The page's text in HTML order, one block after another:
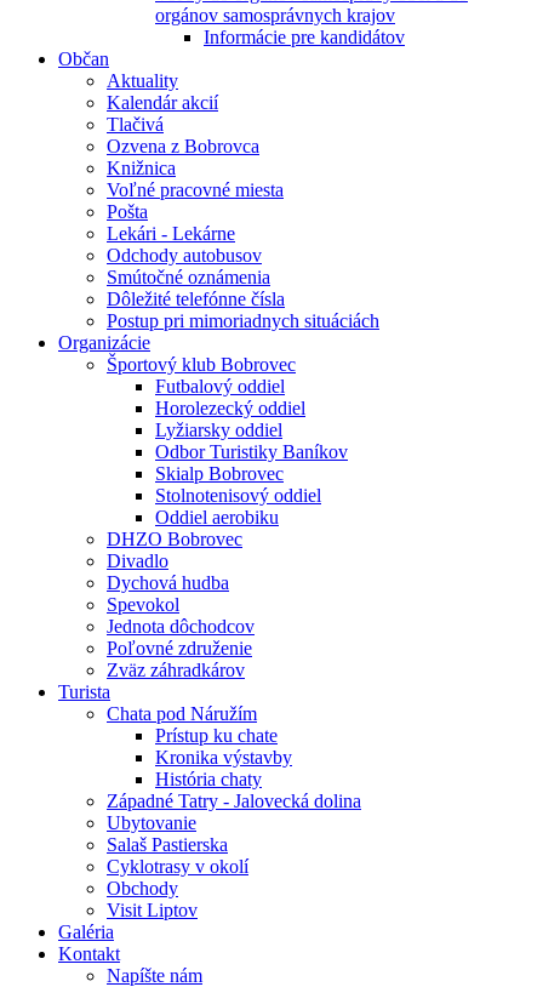
orgánov samosprávnych krajov
Informácie pre kandidátov
Občan
Aktuality
Kalendár akcií
Tlačivá
Ozvena z Bobrovca
Knižnica
Voľné pracovné miesta
Pošta
Lekári - Lekárne
Odchody autobusov
Smútočné oznámenia
Dôležité telefónne čísla
Postup pri mimoriadnych situáciách
Organizácie
Športový klub Bobrovec
Futbalový oddiel
Horolezecký oddiel
Lyžiarsky oddiel
Odbor Turistiky Baníkov
Skialp Bobrovec
Stolnotenisový oddiel
Oddiel aerobiku
DHZO Bobrovec
Divadlo
Dychová hudba
Spevokol
Jednota dôchodcov
Poľovné združenie
Zväz záhradkárov
Turista
Chata pod Náružím
Prístup ku chate
Kronika výstavby
História chaty
Západné Tatry - Jalovecká dolina
Ubytovanie
Salaš Pastierska
Cyklotrasy v okolí
Obchody
Visit Liptov
Galéria
Kontakt
Napíšte nám